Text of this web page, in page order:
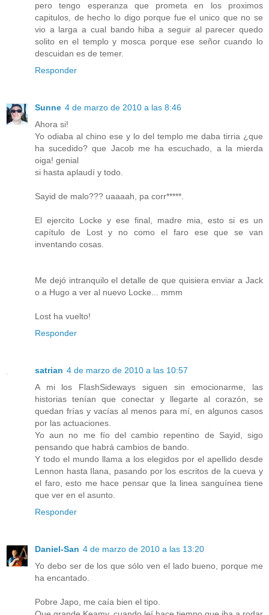
pero tengo esperanza que prometa en los proximos
capitulos, de hecho lo digo porque fue el unico que no se
vio a larga a cual bando hiba a seguir al parecer quedo
solito en el templo y mosca porque ese señor cuando lo
descuidan es de temer.
Responder
Sunne 4 de marzo de 2010 a las 8:46
Ahora si!
Yo odiaba al chino ese y lo del templo me daba tirria ¿que
ha sucedido? que Jacob me ha escuchado, a la mierda
oiga! genial
si hasta aplaudí y todo.
Sayid de malo??? uaaaah, pa corr*****.
El ejercito Locke y ese final, madre mia, esto si es un
capítulo de Lost y no como el faro ese que se van
inventando cosas.
Me dejó intranquilo el detalle de que quisiera enviar a Jack
o a Hugo a ver al nuevo Locke... mmm
Lost ha vuelto!
Responder
satrian 4 de marzo de 2010 a las 10:57
A mi los FlashSideways siguen sin emocionarme, las
historias tenían que conectar y llegarte al corazón, se
quedan frías y vacías al menos para mí, en algunos casos
por las actuaciones.
Yo aun no me fío del cambio repentino de Sayid, sigo
pensando que habrá cambios de bando.
Y todo el mundo llama a los elegidos por el apellido desde
Lennon hasta Ilana, pasando por los escritos de la cueva y
el faro, esto me hace pensar que la linea sanguínea tiene
que ver en el asunto.
Responder
Daniel-San 4 de marzo de 2010 a las 13:20
Yo debo ser de los que sólo ven el lado bueno, porque me
ha encantado.
Pobre Japo, me caía bien el tipo.